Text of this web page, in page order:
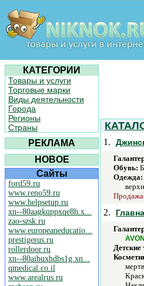
КАТЕГОРИИ
Товары и услуги
Торговые марки
Виды деятельности
Города
Регионы
Страны
РЕКЛАМА
НОВОЕ
Сайты
ford59.ru
www.reno59.ru
www.helpsetup.ru
xn--80aagkqppxqe8h.x...
zao-szsk.ru
www.europeaneducatio...
prestigerus.ru
rollerdoor.ru
xn--80aibuxhdbs1g.xn...
qmedical.co.il
www.arealrus.ru
1.
Обувь:
Одежда:
Продажа
2.
AVON
Детские